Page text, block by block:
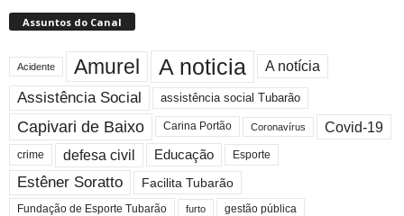
Assuntos do Canal
Acidente Amurel A noticia A notícia
Assistência Social assistência social Tubarão
Capivari de Baixo Carina Portão Coronavírus Covid-19
crime defesa civil Educação Esporte
Estêner Soratto Facilita Tubarão
Fundação de Esporte Tubarão furto gestão pública